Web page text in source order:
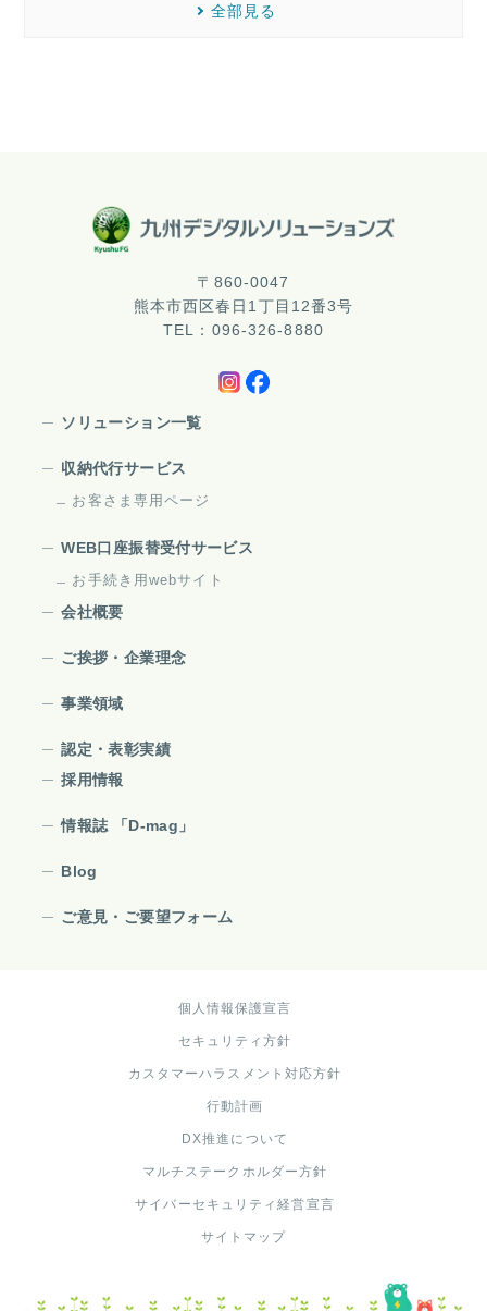
全部見る
〒860-0047
熊本市西区春日1丁目12番3号
TEL：096-326-8880
ソリューション一覧
収納代行サービス
お客さま専用ページ
WEB口座振替受付サービス
お手続き用webサイト
会社概要
ご挨拶・企業理念
事業領域
認定・表彰実績
採用情報
情報誌 「D-mag」
Blog
ご意見・ご要望フォーム
個人情報保護宣言
セキュリティ方針
カスタマーハラスメント対応方針
行動計画
DX推進について
マルチステークホルダー方針
サイバーセキュリティ経営宣言
サイトマップ